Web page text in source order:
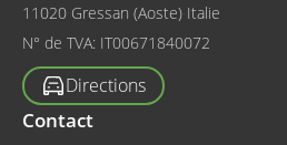
11020 Gressan (Aoste) Italie
N° de TVA: IT00671840072
Directions
Contact